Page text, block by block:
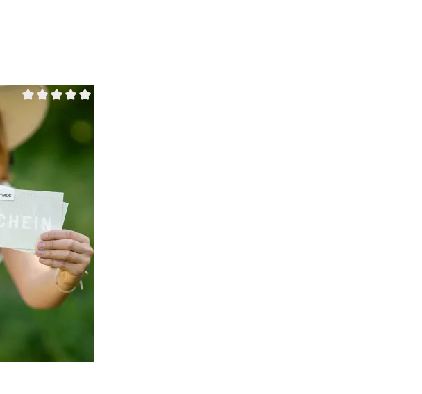
Valutazione media di 0 su 5 stelle